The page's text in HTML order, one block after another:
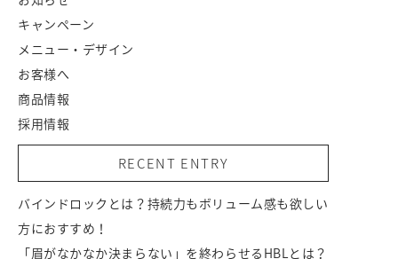
キャンペーン
メニュー・デザイン
お客様へ
商品情報
採用情報
RECENT ENTRY
バインドロックとは？持続力もボリューム感も欲しい
方におすすめ！
「眉がなかなか決まらない」を終わらせるHBLとは？